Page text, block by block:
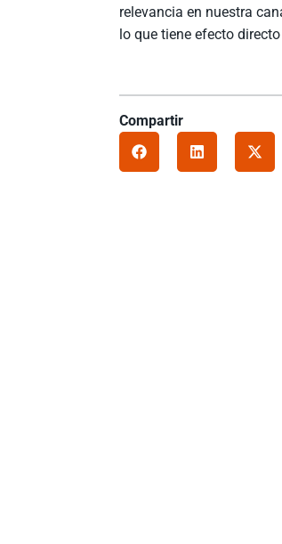
relevancia en nuestra
lo que tiene efecto
Compartir